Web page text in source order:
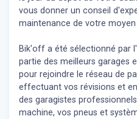
vous donner un conseil
maintenance de votre
Bik'off a été sélectionné par
partie des meilleurs garages
pour rejoindre le réseau de
effectuant vos révisions et
des garagistes
machine, vos pneus et